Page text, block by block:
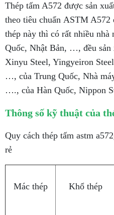
Thép tấm A572 được sản
theo tiêu chuẩn ASTM A572
thép này thì có rất nhiều nhà
Quốc, Nhật Bản, …, đều sản
Xinyu Steel, Yingyeiron
…, của Trung Quốc, Nhà
…., của Hàn Quốc, Nippon
Thông số kỹ thuật của
Quy cách thép tấm astm
rẻ
Mác thép Khổ thép